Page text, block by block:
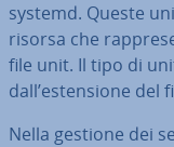
systemd. Queste
risorsa che
file unit. Il tipo di
dall’esten­sio­ne del
Nella gestione dei